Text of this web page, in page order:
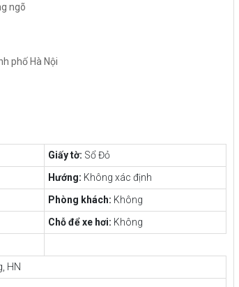
ngõ
phố Hà Nội
Giấy tờ: Sổ Đỏ
Hướng: Không xác định
Phòng khách: Không
Chỗ để xe hơi: Không
HN